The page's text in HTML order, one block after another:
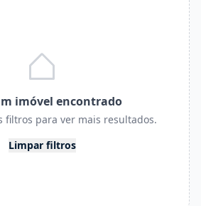
imóvel encontrado
filtros para ver mais resultados.
Limpar filtros